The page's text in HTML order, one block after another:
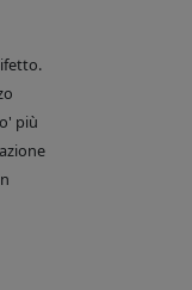
più